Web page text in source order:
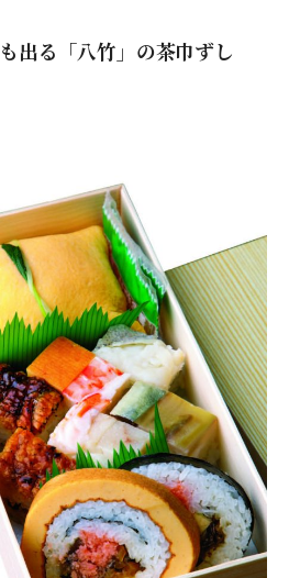
出る「八竹」の茶巾ずし